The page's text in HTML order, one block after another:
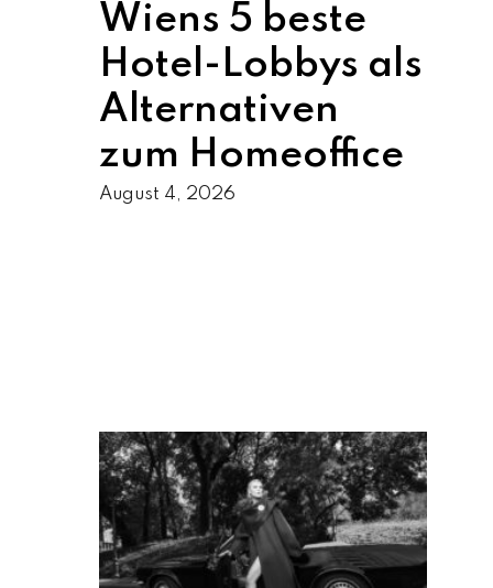
Wiens 5 beste
Hotel-Lobbys als
Alternativen
zum Homeoffice
August 4, 2026